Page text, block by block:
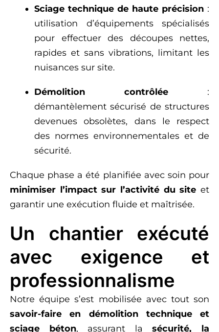
Sciage technique de haute précision :
utilisation d’équipements spécialisés
pour effectuer des découpes nettes,
rapides et sans vibrations, limitant les
nuisances sur site.
Démolition contrôlée :
démantèlement sécurisé de structures
devenues obsolètes, dans le respect
des normes environnementales et de
sécurité.
Chaque phase a été planifiée avec soin pour
minimiser l’impact sur l’activité du site et
garantir une exécution fluide et maîtrisée.
Un chantier exécuté
avec exigence et
professionnalisme
Notre équipe s’est mobilisée avec tout son
savoir-faire en démolition technique et
sciage béton, assurant lasécurité, la